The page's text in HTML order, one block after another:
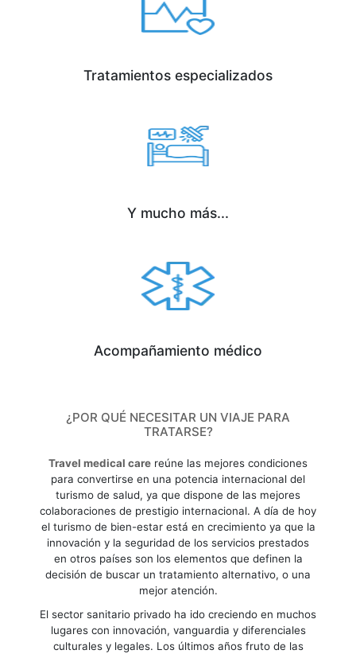
Tratamientos especializados
Y mucho más...
Acompañamiento médico
¿POR QUÉ NECESITAR UN VIAJE PARA
TRATARSE?
Travel medical care reúne las mejores condiciones
para convertirse en una potencia internacional del
turismo de salud, ya que dispone de las mejores
colaboraciones de prestigio internacional. A día de hoy
el turismo de bien-estar está en crecimiento ya que la
innovación y la seguridad de los servicios prestados
en otros países son los elementos que definen la
decisión de buscar un tratamiento alternativo, o una
mejor atención.
El sector sanitario privado ha ido creciendo en muchos
lugares con innovación, vanguardia y diferenciales
culturales y legales. Los últimos años fruto de las